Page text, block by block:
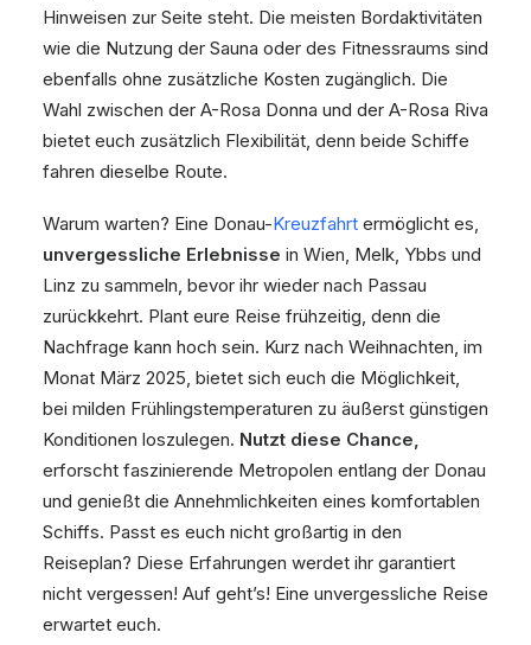
Hinweisen zur Seite steht. Die meisten Bordaktivitäten
wie die Nutzung der Sauna oder des Fitnessraums sind
ebenfalls ohne zusätzliche Kosten zugänglich. Die
Wahl zwischen der A-Rosa Donna und der A-Rosa Riva
bietet euch zusätzlich Flexibilität, denn beide Schiffe
fahren dieselbe Route.
Warum warten? Eine Donau-Kreuzfahrt ermöglicht es,
unvergessliche Erlebnisse in Wien, Melk, Ybbs und
Linz zu sammeln, bevor ihr wieder nach Passau
zurückkehrt. Plant eure Reise frühzeitig, denn die
Nachfrage kann hoch sein. Kurz nach Weihnachten, im
Monat März 2025, bietet sich euch die Möglichkeit,
bei milden Frühlingstemperaturen zu äußerst günstigen
Konditionen loszulegen. Nutzt diese Chance,
erforscht faszinierende Metropolen entlang der Donau
und genießt die Annehmlichkeiten eines komfortablen
Schiffs. Passt es euch nicht großartig in den
Reiseplan? Diese Erfahrungen werdet ihr garantiert
nicht vergessen! Auf geht’s! Eine unvergessliche Reise
erwartet euch.